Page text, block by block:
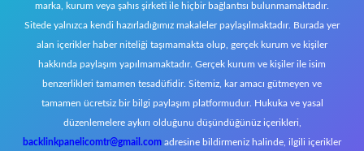
marka, kurum veya şahıs şirketi ile hiçbir bağlantısı bulunmamaktadır.
Sitede yalnızca kendi hazırladığımız makaleler paylaşılmaktadır. Burada yer
alan içerikler haber niteliği taşımamakta olup, gerçek kurum ve kişiler
hakkında paylaşım yapılmamaktadır. Gerçek kurum ve kişiler ile isim
benzerlikleri tamamen tesadüfidir. Sitemiz, kar amacı gütmeyen ve
tamamen ücretsiz bir bilgi paylaşım platformudur. Hukuka ve yasal
düzenlemelere aykırı olduğunu düşündüğünüz içerikleri,
backlinkpanelicomtr@gmail.com adresine bildirmeniz halinde, ilgili içerikler